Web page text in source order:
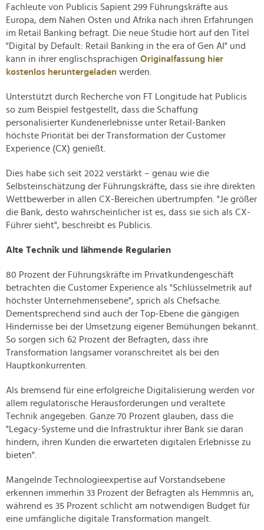
Fachleute von Publicis Sapient 299 Führungskräfte aus
Europa, dem Nahen Osten und Afrika nach ihren Erfahrungen
im Retail Banking befragt. Die neue Studie hört auf den Titel
"Digital by Default: Retail Banking in the era of Gen AI" und
kann in ihrer englischsprachigen Originalfassung hier
kostenlos heruntergeladen werden.
Unterstützt durch Recherche von FT Longitude hat Publicis
so zum Beispiel festgestellt, dass die Schaffung
personalisierter Kundenerlebnisse unter Retail-Banken
höchste Priorität bei der Transformation der Customer
Experience (CX) genießt.
Dies habe sich seit 2022 verstärkt – genau wie die
Selbsteinschätzung der Führungskräfte, dass sie ihre direkten
Wettbewerber in allen CX-Bereichen übertrumpfen. "Je größer
die Bank, desto wahrscheinlicher ist es, dass sie sich als CX-
Führer sieht", beschreibt es Publicis.
Alte Technik und lähmende Regularien
80 Prozent der Führungskräfte im Privatkundengeschäft
betrachten die Customer Experience als "Schlüsselmetrik auf
höchster Unternehmensebene", sprich als Chefsache.
Dementsprechend sind auch der Top-Ebene die gängigen
Hindernisse bei der Umsetzung eigener Bemühungen bekannt.
So sorgen sich 62 Prozent der Befragten, dass ihre
Transformation langsamer voranschreitet als bei den
Hauptkonkurrenten.
Als bremsend für eine erfolgreiche Digitalisierung werden vor
allem regulatorische Herausforderungen und veraltete
Technik angegeben. Ganze 70 Prozent glauben, dass die
"Legacy-Systeme und die Infrastruktur ihrer Bank sie daran
hindern, ihren Kunden die erwarteten digitalen Erlebnisse zu
bieten".
Mangelnde Technologieexpertise auf Vorstandsebene
erkennen immerhin 33 Prozent der Befragten als Hemmnis an,
während es 35 Prozent schlicht am notwendigen Budget für
eine umfängliche digitale Transformation mangelt.